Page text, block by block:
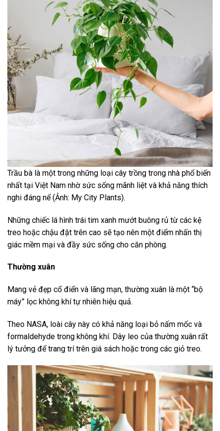
Trầu bà là một trong những loại cây trồng trong nhà phổ biến
nhất tại Việt Nam nhờ sức sống mãnh liệt và khả năng thích
nghi đáng nể (Ảnh: My City Plants).
Những chiếc lá hình trái tim xanh mướt buông rủ từ các kệ
treo hoặc chậu đặt trên cao sẽ tạo nên một điểm nhấn thị
giác mềm mại và đầy sức sống cho căn phòng.
Thường xuân
Mang vẻ đẹp cổ điển và lãng mạn, thường xuân là một “bộ
máy” lọc không khí tự nhiên hiệu quả.
Theo NASA, loài cây này có khả năng loại bỏ nấm mốc và
formaldehyde trong không khí. Dây leo của thường xuân rất
lý tưởng để trang trí trên giá sách hoặc trong các giỏ treo.